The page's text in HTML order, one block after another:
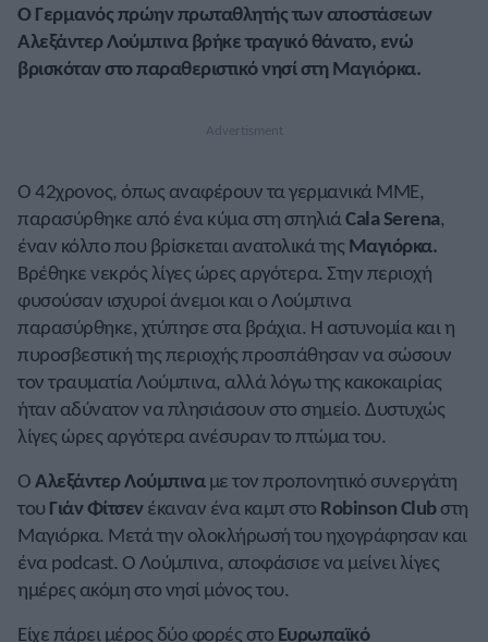
Ο Γερμανός πρώην πρωταθλητής των αποστάσεων
Αλεξάντερ Λούμπινα βρήκε τραγικό θάνατο, ενώ
βρισκόταν στο παραθεριστικό νησί στη Μαγιόρκα.
Ο 42χρονος, όπως αναφέρουν τα γερμανικά ΜΜΕ,
παρασύρθηκε από ένα κύμα στη σπηλιάCala Serena,
έναν κόλπο που βρίσκεται ανατολικά της Μαγιόρκα.
Βρέθηκε νεκρός λίγες ώρες αργότερα. Στην περιοχή
φυσούσαν ισχυροί άνεμοι και ο Λούμπινα
παρασύρθηκε, χτύπησε στα βράχια. Η αστυνομία και η
πυροσβεστική της περιοχής προσπάθησαν να σώσουν
τον τραυματία Λούμπινα, αλλά λόγω της κακοκαιρίας
ήταν αδύνατον να πλησιάσουν στο σημείο. Δυστυχώς
λίγες ώρες αργότερα ανέσυραν το πτώμα του.
ΟΑλεξάντερ Λούμπιναμε τον προπονητικό συνεργάτη
του Γιάν Φίτσενέκαναν ένα καμπ στο Robinson Clubστη
Μαγιόρκα. Μετά την ολοκλήρωσή του ηχογράφησαν και
ένα podcast. Ο Λούμπινα, αποφάσισε να μείνει λίγες
ημέρες ακόμη στο νησί μόνος του.
Είχε πάρει μέρος δύο φορές στο Ευρωπαϊκό